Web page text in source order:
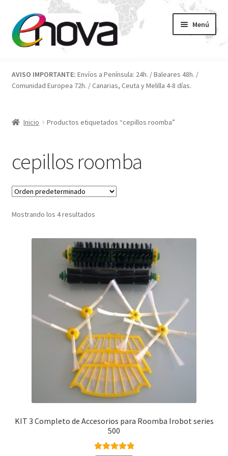
a
la
al
contenido
Menú
Blog
Contacto
ENOVA
Finalizar compra
AVISO IMPORTANTE: Envíos a Península: 24h. / Baleares 48h. /
Comunidad Europea 72h. / Canarias, Ceuta y Melilla 4-8 días.
Inicio Productos etiquetados “cepillos roomba”
cepillos roomba
Mostrando los 4 resultados
KIT 3 Completo de Accesorios para Roomba Irobot series
500